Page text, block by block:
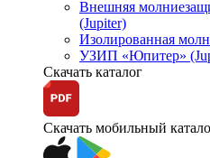
Внешняя
(Jupiter)
Изолированная
УЗИП «Юпитер»
Скачать каталог
Скачать мобильный